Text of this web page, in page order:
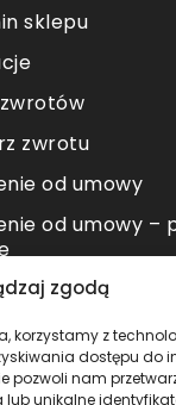
zgodą
korzystamy z
dostępu do
pozwoli nam
unikalne
sklepu
zwrotu
od umowy
od umowy –
PŁATNOŚCI